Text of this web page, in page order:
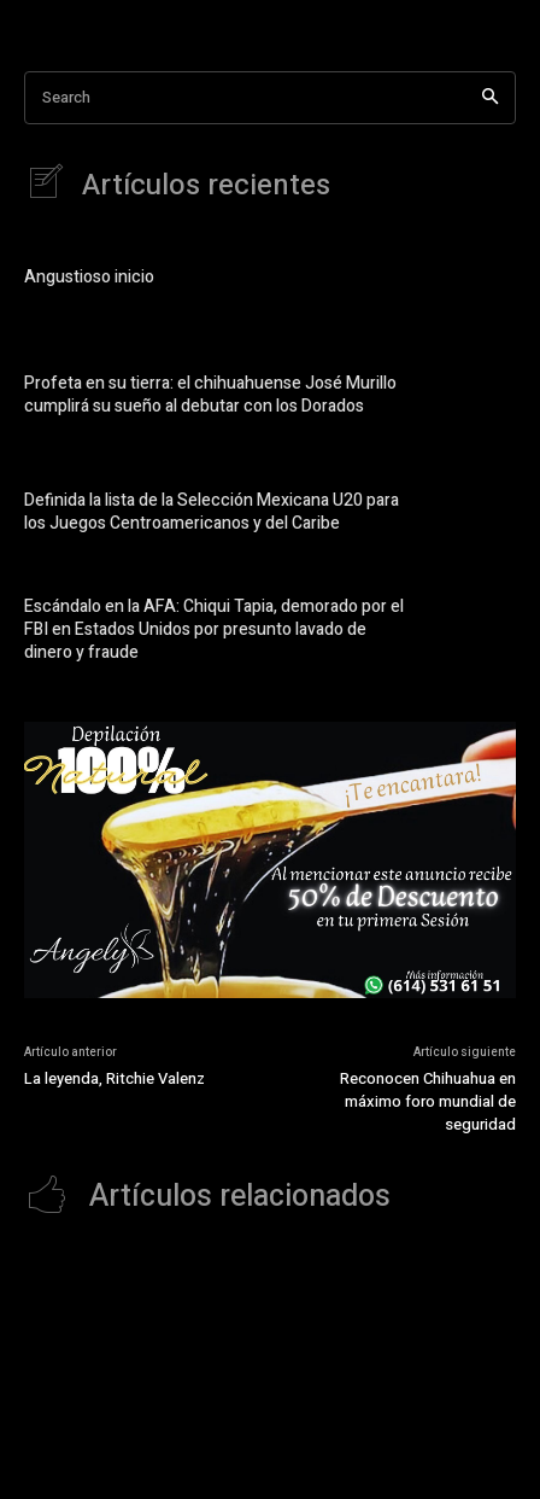
Search
Artículos recientes
Angustioso inicio
Profeta en su tierra: el chihuahuense José Murillo
cumplirá su sueño al debutar con los Dorados
Definida la lista de la Selección Mexicana U20 para
los Juegos Centroamericanos y del Caribe
Escándalo en la AFA: Chiqui Tapia, demorado por el
FBI en Estados Unidos por presunto lavado de
dinero y fraude
Artículo anterior
La leyenda, Ritchie Valenz
Artículo siguiente
Reconocen Chihuahua en
máximo foro mundial de
seguridad
Artículos relacionados